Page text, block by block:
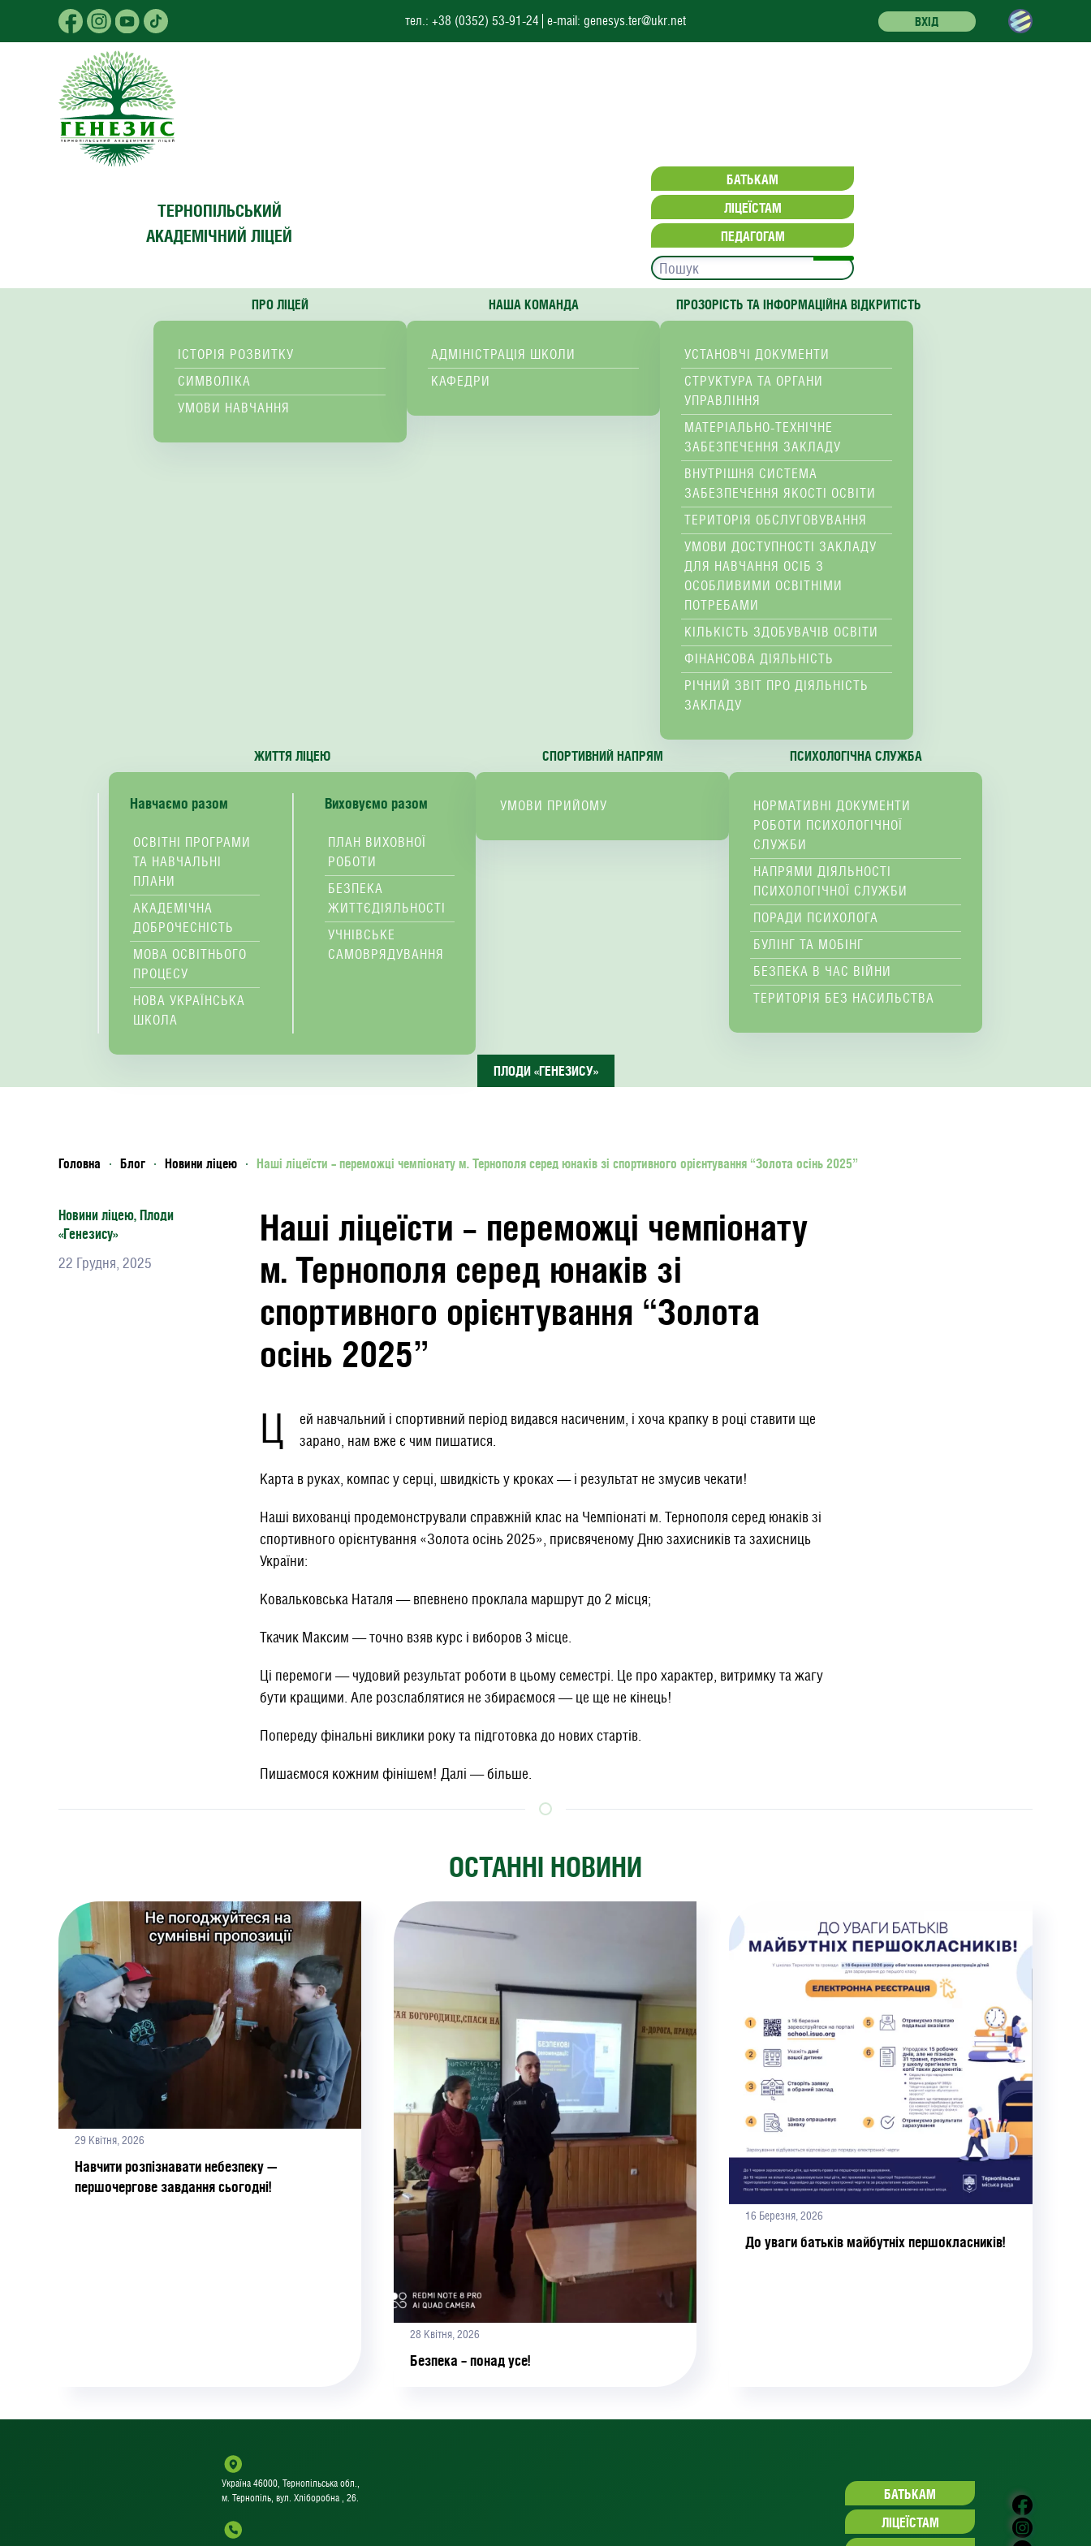
Skip to main content
тел.: +38 (0352) 53-91-24 e-mail: genesys.ter@ukr.net ВХІД
ТЕРНОПІЛЬСЬКИЙ
АКАДЕМІЧНИЙ ЛІЦЕЙ
БАТЬКАМ
ЛІЦЕЇСТАМ
ПЕДАГОГАМ
ПРО ЛІЦЕЙ
ІСТОРІЯ РОЗВИТКУ
СИМВОЛІКА
УМОВИ НАВЧАННЯ
НАША КОМАНДА
АДМІНІСТРАЦІЯ ШКОЛИ
КАФЕДРИ
ПРОЗОРІСТЬ ТА ІНФОРМАЦІЙНА ВІДКРИТІСТЬ
УСТАНОВЧІ ДОКУМЕНТИ
СТРУКТУРА ТА ОРГАНИ
УПРАВЛІННЯ
МАТЕРІАЛЬНО-ТЕХНІЧНЕ
ЗАБЕЗПЕЧЕННЯ ЗАКЛАДУ
ВНУТРІШНЯ СИСТЕМА
ЗАБЕЗПЕЧЕННЯ ЯКОСТІ ОСВІТИ
ТЕРИТОРІЯ ОБСЛУГОВУВАННЯ
УМОВИ ДОСТУПНОСТІ ЗАКЛАДУ
ДЛЯ НАВЧАННЯ ОСІБ З
ОСОБЛИВИМИ ОСВІТНІМИ
ПОТРЕБАМИ
КІЛЬКІСТЬ ЗДОБУВАЧІВ ОСВІТИ
ФІНАНСОВА ДІЯЛЬНІСТЬ
РІЧНИЙ ЗВІТ ПРО ДІЯЛЬНІСТЬ
ЗАКЛАДУ
ЖИТТЯ ЛІЦЕЮ
Навчаємо разом
ОСВІТНІ ПРОГРАМИ
ТА НАВЧАЛЬНІ
ПЛАНИ
АКАДЕМІЧНА
ДОБРОЧЕСНІСТЬ
МОВА ОСВІТНЬОГО
ПРОЦЕСУ
НОВА УКРАЇНСЬКА
ШКОЛА
Виховуємо разом
ПЛАН ВИХОВНОЇ
РОБОТИ
БЕЗПЕКА
ЖИТТЄДІЯЛЬНОСТІ
УЧНІВСЬКЕ
САМОВРЯДУВАННЯ
СПОРТИВНИЙ НАПРЯМ
УМОВИ ПРИЙОМУ
ПСИХОЛОГІЧНА СЛУЖБА
НОРМАТИВНІ ДОКУМЕНТИ
РОБОТИ ПСИХОЛОГІЧНОЇ
СЛУЖБИ
НАПРЯМИ ДІЯЛЬНОСТІ
ПСИХОЛОГІЧНОЇ СЛУЖБИ
ПОРАДИ ПСИХОЛОГА
БУЛІНГ ТА МОБІНГ
БЕЗПЕКА В ЧАС ВІЙНИ
ТЕРИТОРІЯ БЕЗ НАСИЛЬСТВА
ПЛОДИ «ГЕНЕЗИСУ»
Головна Блог Новини ліцею Наші ліцеїсти – переможці чемпіонату м. Тернополя серед юнаків зі спортивного орієнтування “Золота осінь 2025”
Новини ліцею, Плоди
«Генезису»
22 Грудня, 2025
Наші ліцеїсти – переможці чемпіонату
м. Тернополя серед юнаків зі
спортивного орієнтування “Золота
осінь 2025”
Ц
ей навчальний і спортивний період видався насиченим, і хоча крапку в році ставити ще
зарано, нам вже є чим пишатися.
Карта в руках, компас у серці, швидкість у кроках — і результат не змусив чекати!
​Наші вихованці продемонстрували справжній клас на Чемпіонаті м. Тернополя серед юнаків зі
спортивного орієнтування «Золота осінь 2025», присвяченому Дню захисників та захисниць
України:
​Ковальковська Наталя — впевнено проклала маршрут до 2 місця;
Ткачик Максим — точно взяв курс і виборов 3 місце.
​Ці перемоги — чудовий результат роботи в цьому семестрі. Це про характер, витримку та жагу
бути кращими. Але розслаблятися не збираємося — це ще не кінець!
Попереду фінальні виклики року та підготовка до нових стартів.
​Пишаємося кожним фінішем! Далі — більше.
ОСТАННІ НОВИНИ
29 Квітня, 2026
Навчити розпізнавати небезпеку —
першочергове завдання сьогодні!
28 Квітня, 2026
Безпека – понад усе!
16 Березня, 2026
До уваги батьків майбутніх першокласників!
Україна 46000, Тернопільська обл.,
м. Тернопіль, вул. Хліборобна , 26.
БАТЬКАМ
ЛІЦЕЇСТАМ